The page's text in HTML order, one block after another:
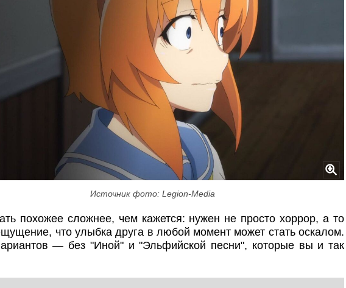
Источник фото: Legion-Media
похожее сложнее, чем кажется: нужен не просто хоррор, а то
что улыбка друга в любой момент может стать оскалом.
— без "Иной" и "Эльфийской песни", которые вы и так